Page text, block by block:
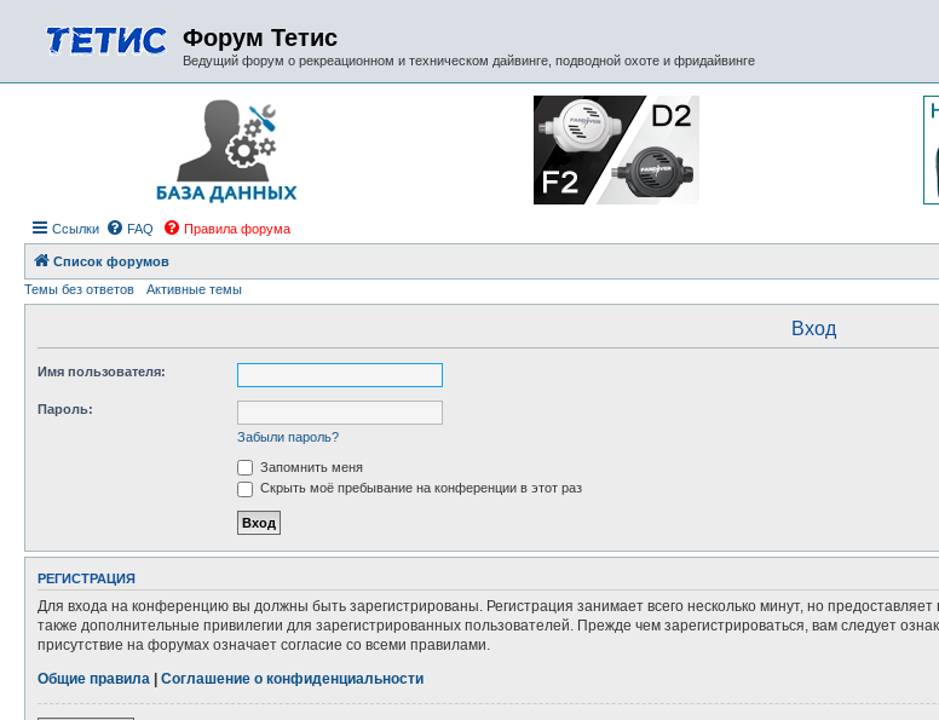
Форум Тетис
Ведущий форум о рекреационном и техническом дайвинге, подводной охоте и фридайвинге
Ссылки FAQ Правила форума
Список форумов
Темы без ответов
Активные темы
Вход
Имя пользователя:
Пароль:
Забыли пароль?
Запомнить меня
Скрыть моё пребывание на конференции в этот раз
РЕГИСТРАЦИЯ
Для входа на конференцию вы должны быть зарегистрированы. Регистрация занимает всего несколько минут, но
также дополнительные привилегии для зарегистрированных пользователей. Прежде чем зарегистрироваться, вам следует
присутствие на форумах означает согласие со всеми правилами.
Общие правила
Соглашение о конфиденциальности